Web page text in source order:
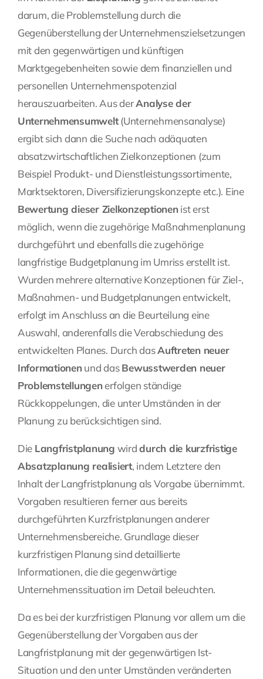
darum, die Problemstellung durch die
Gegenüberstellung der Unternehmenszielsetzungen
mit den gegenwärtigen und künftigen
Marktgegebenheiten sowie dem finanziellen und
personellen Unternehmenspotenzial
herauszuarbeiten. Aus derAnalyse der
Unternehmensumwelt(Unternehmensanalyse)
ergibt sich dann die Suche nach adäquaten
absatzwirtschaftlichen Zielkonzeptionen (zum
Beispiel Produkt- und Dienstleistungssortimente,
Marktsektoren, Diversifizierungskonzepte etc.). Eine
Bewertung dieser Zielkonzeptionen ist erst
möglich, wenn die zugehörige Maßnahmenplanung
durchgeführt und ebenfalls die zugehörige
langfristige Budgetplanung im Umriss erstellt ist.
Wurden mehrere alternative Konzeptionen für Ziel-,
Maßnahmen- und Budgetplanungen entwickelt,
erfolgt im Anschluss an die Beurteilung eine
Auswahl, anderenfalls die Verabschiedung des
entwickelten Planes. Durch dasAuftreten neuer
Informationen und dasBewusstwerden neuer
Problemstellungenerfolgen ständige
Rückkoppelungen, die unter Umständen in der
Planung zu berücksichtigen sind.
Die Langfristplanung wirddurch die kurzfristige
Absatzplanung realisiert, indem Letztere den
Inhalt der Langfristplanung als Vorgabe übernimmt.
Vorgaben resultieren ferner aus bereits
durchgeführten Kurzfristplanungen anderer
Unternehmensbereiche. Grundlage dieser
kurzfristigen Planung sind detaillierte
Informationen, die die gegenwärtige
Unternehmenssituation im Detail beleuchten.
Da es bei der kurzfristigen Planung vor allem um die
Gegenüberstellung der Vorgaben aus der
Langfristplanung mit der gegenwärtigen Ist-
Situation und den unter Umständen veränderten